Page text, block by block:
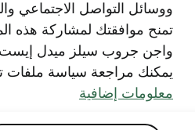
المستعملة المعتمدة
شكودا
ووسائل التواصل الاجتماعي
تمنح موافقتك لمشاركة هذه
واجن جروب سيلز ميدل
يمكنك مراجعة سياسة ملفات
معلومات إضافية